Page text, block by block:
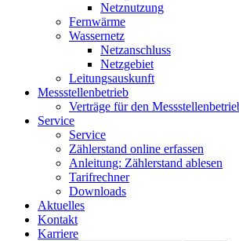
Netznutzung
Fernwärme
Wassernetz
Netzanschluss
Netzgebiet
Leitungsauskunft
Messstellenbetrieb
Verträge für den
Service
Service
Zählerstand online erfassen
Anleitung: Zählerstand ablesen
Tarifrechner
Downloads
Aktuelles
Kontakt
Karriere